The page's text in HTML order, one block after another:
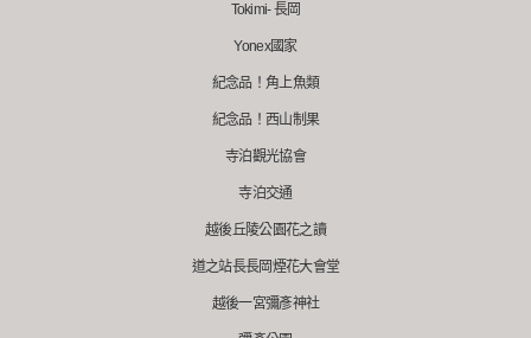
Tokimi- 長岡
Yonex國家
紀念品！角上魚類
紀念品！西山制果
寺泊觀光協會
寺泊交通
越後丘陵公園花之讀
道之站長長岡煙花大會堂
越後一宮彌彥神社